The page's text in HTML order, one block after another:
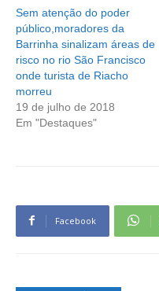
Sem atenção do poder
público,moradores da
Barrinha sinalizam áreas de
risco no rio São Francisco
onde turista de Riacho
morreu
19 de julho de 2018
Em "Destaques"
Facebook